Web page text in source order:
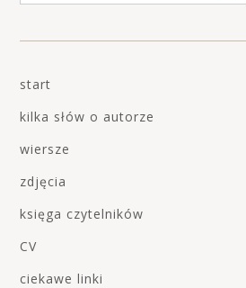
start
kilka słów o autorze
wiersze
zdjęcia
księga czytelników
CV
ciekawe linki